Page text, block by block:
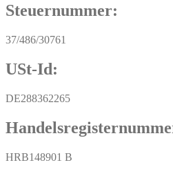
Steuernummer:
37/486/30761
USt-Id:
DE288362265
HRB148901 B